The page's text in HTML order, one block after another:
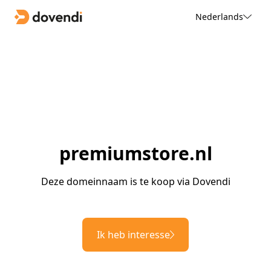
Nederlands
premiumstore.nl
Deze domeinnaam is te koop via Dovendi
Ik heb interesse